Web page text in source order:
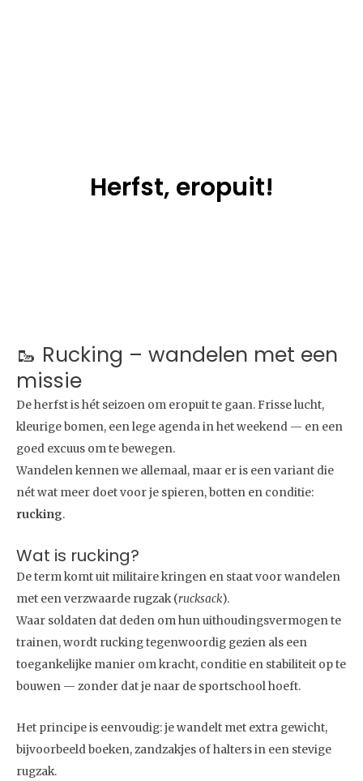
Herfst, eropuit!
🥾 Rucking – wandelen met een
missie
De herfst is hét seizoen om eropuit te gaan. Frisse lucht,
kleurige bomen, een lege agenda in het weekend — en een
goed excuus om te bewegen.
Wandelen kennen we allemaal, maar er is een variant die
nét wat meer doet voor je spieren, botten en conditie:
rucking.
Wat is rucking?
De term komt uit militaire kringen en staat voor wandelen
met een verzwaarde rugzak (rucksack).
Waar soldaten dat deden om hun uithoudingsvermogen te
trainen, wordt rucking tegenwoordig gezien als een
toegankelijke manier om kracht, conditie en stabiliteit op te
bouwen — zonder dat je naar de sportschool hoeft.
Het principe is eenvoudig: je wandelt met extra gewicht,
bijvoorbeeld boeken, zandzakjes of halters in een stevige
rugzak.